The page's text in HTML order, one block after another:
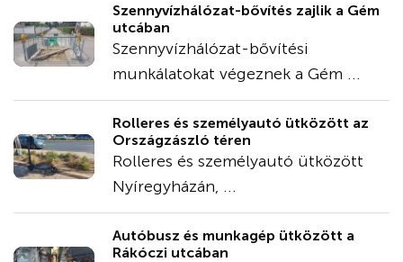
Szennyvízhálózat-bővítés zajlik a Gém
utcában
Szennyvízhálózat-bővítési
munkálatokat végeznek a Gém ...
Rolleres és személyautó ütközött az
Országzászló téren
Rolleres és személyautó ütközött
Nyíregyházán, ...
Autóbusz és munkagép ütközött a
Rákóczi utcában